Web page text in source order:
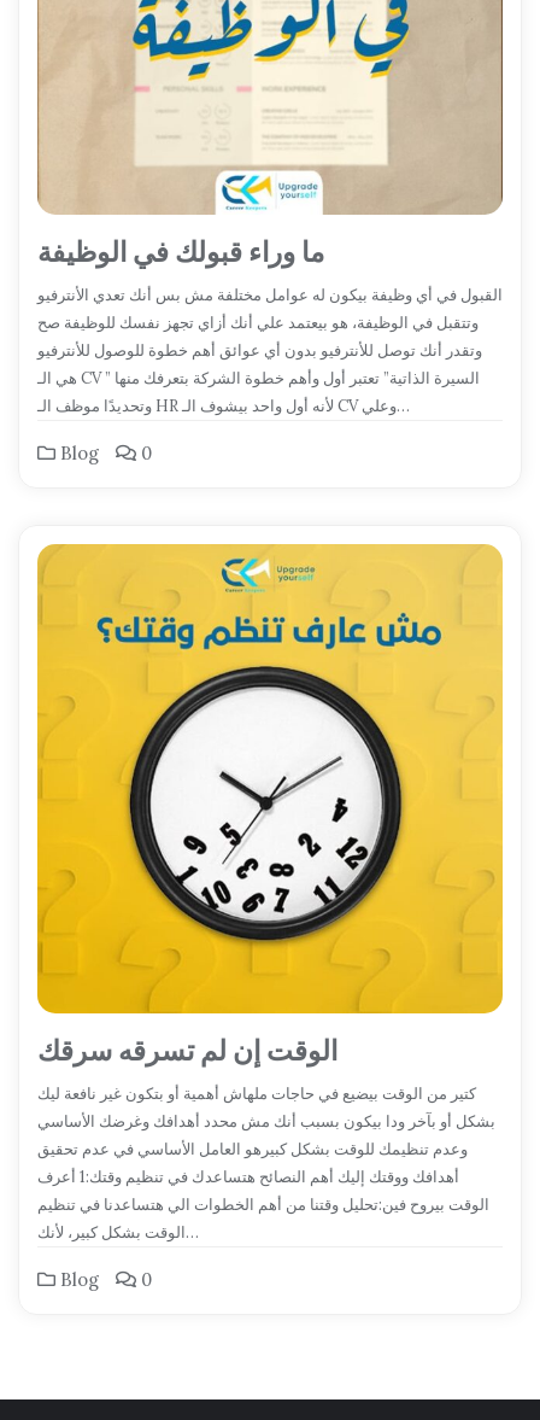
ما وراء قبولك في الوظيفة
القبول في أي وظيفة بيكون له عوامل مختلفة مش بس أنك تعدي الأنترفيو
وتتقبل في الوظيفة، هو بيعتمد علي أنك أزاي تجهز نفسك للوظيفة صح
وتقدر أنك توصل للأنترفيو بدون أي عوائق أهم خطوة للوصول للأنترفيو
هي الـ CV ” السيرة الذاتية” تعتبر أول وأهم خطوة الشركة بتعرفك منها
وتحديدًا موظف الـ HR لأنه أول واحد بيشوف الـ CV وعلي…
Blog 0
الوقت إن لم تسرقه سرقك
كتير من الوقت بيضيع في حاجات ملهاش أهمية أو بتكون غير نافعة ليك
بشكل أو بآخر ودا بيكون بسبب أنك مش محدد أهدافك وغرضك الأساسي
وعدم تنظيمك للوقت بشكل كبيرهو العامل الأساسي في عدم تحقيق
أهدافك ووقتك إليك أهم النصائح هتساعدك في تنظيم وقتك:1 أعرف
الوقت بيروح فين:تحليل وقتنا من أهم الخطوات الي هتساعدنا في تنظيم
الوقت بشكل كبير، لأنك…
Blog 0